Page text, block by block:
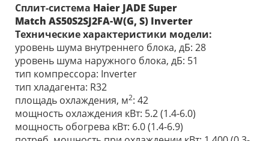
Сплит-система Haier JADE Super
Match AS50S2SJ2FA-W(G, S) Inverter
Технические характеристики модели:
уровень шума внутреннего блока, дБ: 28
уровень шума наружного блока, дБ: 51
тип компрессора: Inverter
тип хладагента: R32
площадь охлаждения, м2: 42
мощность охлаждения кВт: 5.2 (1.4-6.0)
мощность обогрева кВт: 6.0 (1.4-6.9)